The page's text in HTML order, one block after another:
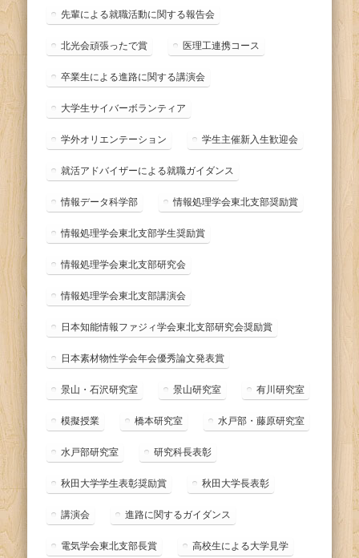
先輩による就職活動に関する報告会
北光会頑張ったで賞 医理工連携コース
卒業生による進路に関する講演会
大学生サイバーボランティア
学外オリエンテーション 学生主催新入生歓迎会
就活アドバイザーによる就職ガイダンス
情報データ科学部 情報処理学会東北支部奨励賞
情報処理学会東北支部学生奨励賞
情報処理学会東北支部研究会
情報処理学会東北支部講演会
日本知能情報ファジィ学会東北支部研究会奨励賞
日本素材物性学会年会優秀論文発表賞
景山・石沢研究室 景山研究室 有川研究室
模擬授業 橋本研究室 水戸部・藤原研究室
水戸部研究室 研究科長表彰
秋田大学学生表彰奨励賞 秋田大学長表彰
講演会 進路に関するガイダンス
電気学会東北支部長賞 高校生による大学見学